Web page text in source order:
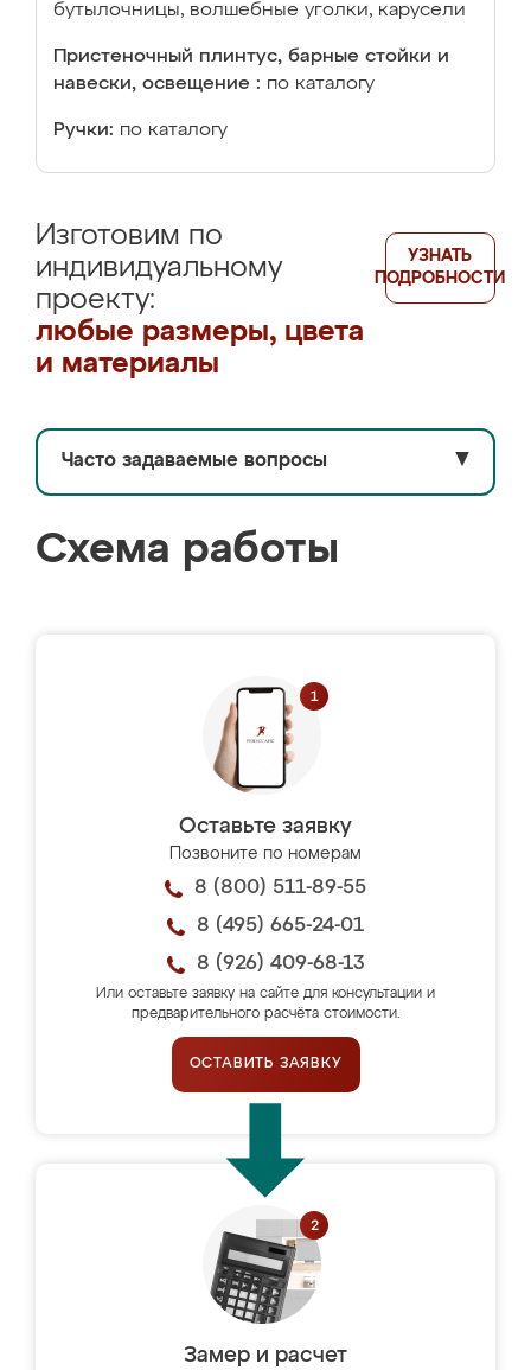
бутылочницы, волшебные уголки, карусели
Пристеночный плинтус, барные стойки и
навески, освещение : по каталогу
Ручки: по каталогу
Изготовим по
индивидуальному
проекту:
любые размеры, цвета
и материалы
УЗНАТЬ
ПОДРОБНОСТИ
Часто задаваемые вопросы ▼
Схема работы
Оставьте заявку
Позвоните по номерам
8 (800) 511-89-55
8 (495) 665-24-01
8 (926) 409-68-13
Или оставьте заявку на сайте для консультации и
предварительного расчёта стоимости.
ОСТАВИТЬ ЗАЯВКУ
Замер и расчет